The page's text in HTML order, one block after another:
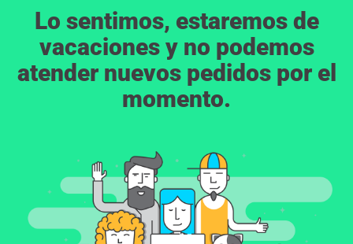
Lo sentimos, estaremos de
vacaciones y no podemos
atender nuevos pedidos por el
momento.